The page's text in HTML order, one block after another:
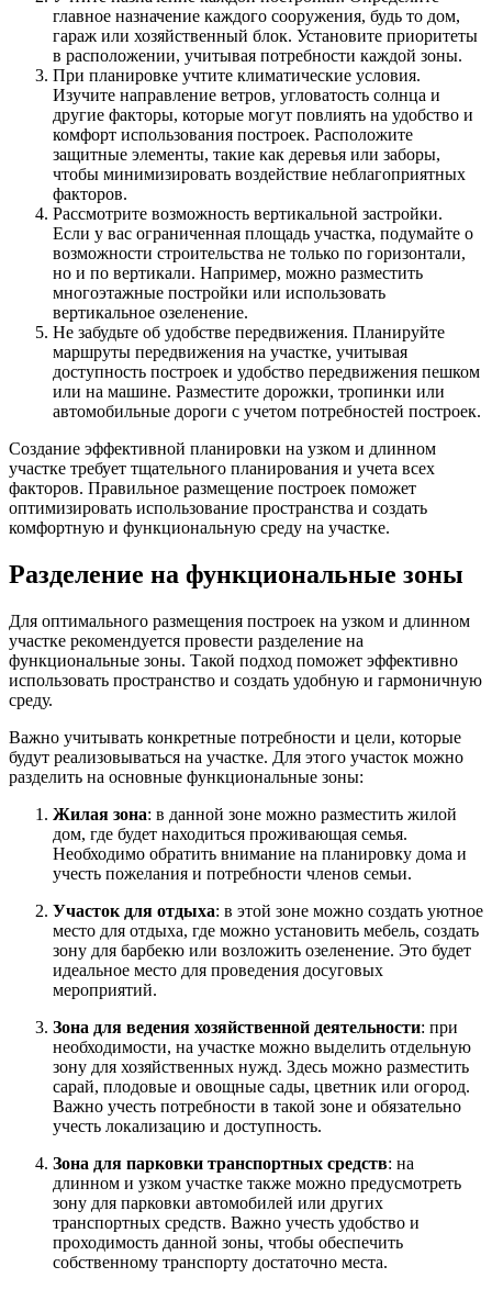
главное назначение каждого сооружения, будь то дом,
гараж или хозяйственный блок. Установите приоритеты
в расположении, учитывая потребности каждой зоны.
При планировке учтите климатические условия.
Изучите направление ветров, угловатость солнца и
другие факторы, которые могут повлиять на удобство и
комфорт использования построек. Расположите
защитные элементы, такие как деревья или заборы,
чтобы минимизировать воздействие неблагоприятных
факторов.
Рассмотрите возможность вертикальной застройки.
Если у вас ограниченная площадь участка, подумайте о
возможности строительства не только по горизонтали,
но и по вертикали. Например, можно разместить
многоэтажные постройки или использовать
вертикальное озеленение.
Не забудьте об удобстве передвижения. Планируйте
маршруты передвижения на участке, учитывая
доступность построек и удобство передвижения пешком
или на машине. Разместите дорожки, тропинки или
автомобильные дороги с учетом потребностей построек.
Создание эффективной планировки на узком и длинном
участке требует тщательного планирования и учета всех
факторов. Правильное размещение построек поможет
оптимизировать использование пространства и создать
комфортную и функциональную среду на участке.
Разделение на функциональные зоны
Для оптимального размещения построек на узком и длинном
участке рекомендуется провести разделение на
функциональные зоны. Такой подход поможет эффективно
использовать пространство и создать удобную и гармоничную
среду.
Важно учитывать конкретные потребности и цели, которые
будут реализовываться на участке. Для этого участок можно
разделить на основные функциональные зоны:
Жилая зона: в данной зоне можно разместить жилой
дом, где будет находиться проживающая семья.
Необходимо обратить внимание на планировку дома и
учесть пожелания и потребности членов семьи.
Участок для отдыха: в этой зоне можно создать уютное
место для отдыха, где можно установить мебель, создать
зону для барбекю или возложить озеленение. Это будет
идеальное место для проведения досуговых
мероприятий.
Зона для ведения хозяйственной деятельности: при
необходимости, на участке можно выделить отдельную
зону для хозяйственных нужд. Здесь можно разместить
сарай, плодовые и овощные сады, цветник или огород.
Важно учесть потребности в такой зоне и обязательно
учесть локализацию и доступность.
Зона для парковки транспортных средств: на
длинном и узком участке также можно предусмотреть
зону для парковки автомобилей или других
транспортных средств. Важно учесть удобство и
проходимость данной зоны, чтобы обеспечить
собственному транспорту достаточно места.